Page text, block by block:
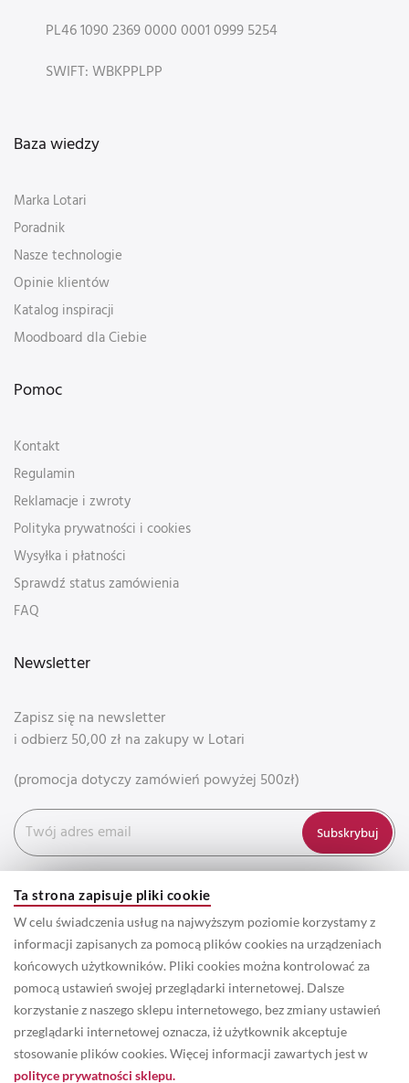
Ta strona zapisuje pliki cookie
W celu świadczenia usług na najwyższym poziomie korzystamy z
informacji zapisanych za pomocą plików cookies na urządzeniach
końcowych użytkowników. Pliki cookies można kontrolować za
pomocą ustawień swojej przeglądarki internetowej. Dalsze
korzystanie z naszego sklepu internetowego, bez zmiany ustawień
przeglądarki internetowej oznacza, iż użytkownik akceptuje
stosowanie plików cookies. Więcej informacji zawartych jest w
polityce prywatności sklepu.
PL46 1090 2369 0000 0001 0999 5254
SWIFT: WBKPPLPP
Baza wiedzy
Marka Lotari
Poradnik
Nasze technologie
Opinie klientów
Katalog inspiracji
Moodboard dla Ciebie
Pomoc
Kontakt
Regulamin
Reklamacje i zwroty
Polityka prywatności i cookies
Wysyłka i płatności
Sprawdź status zamówienia
FAQ
Newsletter
Zapisz się na newsletter
i odbierz 50,00 zł na zakupy w Lotari
(promocja dotyczy zamówień powyżej 500zł)
Subskrybuj
© 2022 Prawa autorskie do wszystkich informacji oraz zdjęć
zamieszczonych w serwisie należą do właściciela marki Lotari. /